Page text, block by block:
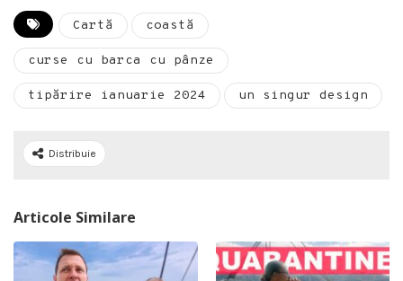
Cartă coastă
curse cu barca cu pânze
tipărire ianuarie 2024 un singur design
Distribuie
Articole Similare